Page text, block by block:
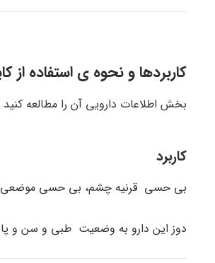
کاربردها و نحوه ی استفاده از
بخش اطلاعات دارویی آن را مطالعه
کاربرد
بی حسی قرنیه چشم، بی حسی موضعی
دوز این دارو به وضعیت طبی و سن و